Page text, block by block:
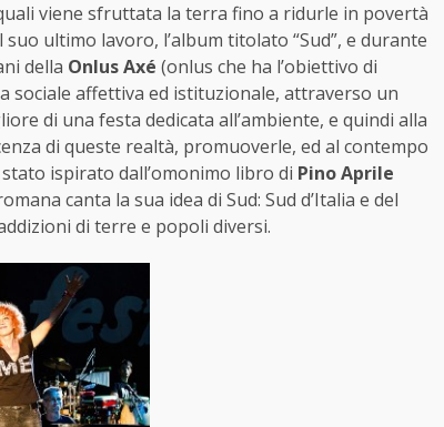
viene sfruttata la terra fino a ridurle in povertà
suo ultimo lavoro, l’album titolato “Sud”, e durante
della Onlus Axé (onlus che ha l’obiettivo di
sociale affettiva ed istituzionale, attraverso un
di una festa dedicata all’ambiente, e quindi alla
di queste realtà, promuoverle, ed al contempo
ispirato dall’omonimo libro di Pino Aprile
canta la sua idea di Sud: Sud d’Italia e del
di terre e popoli diversi.